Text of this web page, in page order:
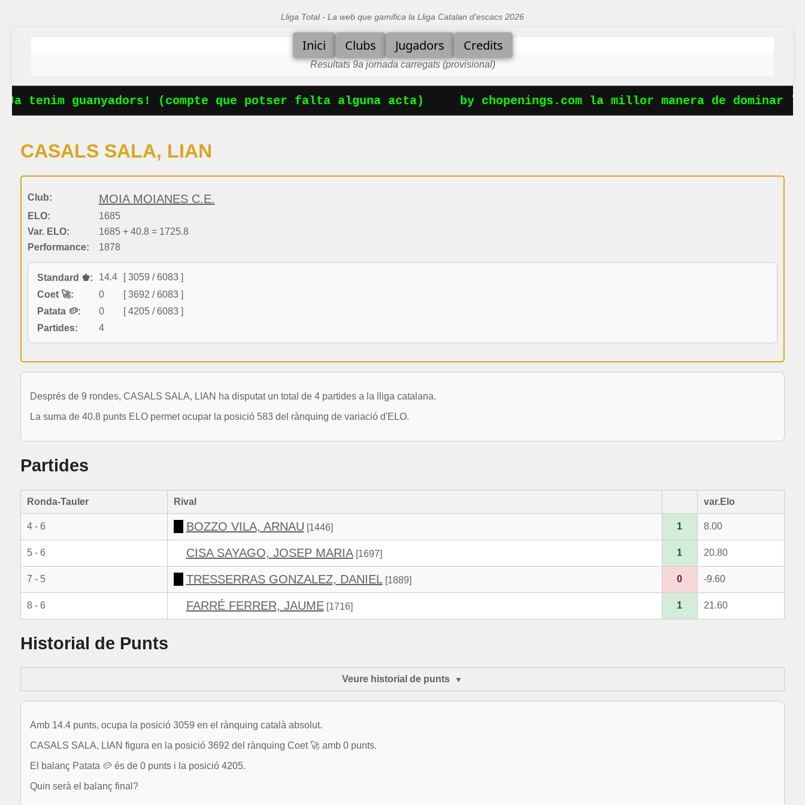
Lliga Total - La web que gamifica la Lliga Catalan d'escacs 2026
Inici Clubs Jugadors Credits
Resultats 9a jornada carregats (provisional)
tenim guanyadors! (compte que potser falta alguna acta) by chopenings.com la millor manera de dominar
CASALS SALA, LIAN
Club: MOIA MOIANES C.E.
ELO:
1685
Var. ELO:
1685 + 40.8 = 1725.8
Performance:
1878
Standard ♚: 14.4
[ 3059 / 6083 ]
Coet 🚀:
0
[ 3692 / 6083 ]
Patata 🥔:
0
[ 4205 / 6083 ]
Partides:
4
Després de 9 rondes, CASALS SALA, LIAN ha disputat un total de 4 partides a la lliga catalana.
La suma de 40.8 punts ELO permet ocupar la posició 583 del rànquing de variació d'ELO.
Partides
Ronda-Tauler Rival var.Elo
4 - 6 BOZZO VILA, ARNAU [1446] 1 8.00
5 - 6 CISA SAYAGO, JOSEP MARIA[1697] 1 20.80
7 - 5 TRESSERRAS GONZALEZ, DANIEL[1889] 0 -9.60
8 - 6 FARRÉ FERRER, JAUME[1716] 1 21.60
Historial de Punts
Veure historial de punts
Amb 14.4 punts, ocupa la posició 3059 en el rànquing català absolut.
CASALS SALA, LIAN figura en la posició 3692 del rànquing Coet 🚀 amb 0 punts.
El balanç Patata 🥔 és de 0 punts i la posició 4205.
Quin serà el balanç final?